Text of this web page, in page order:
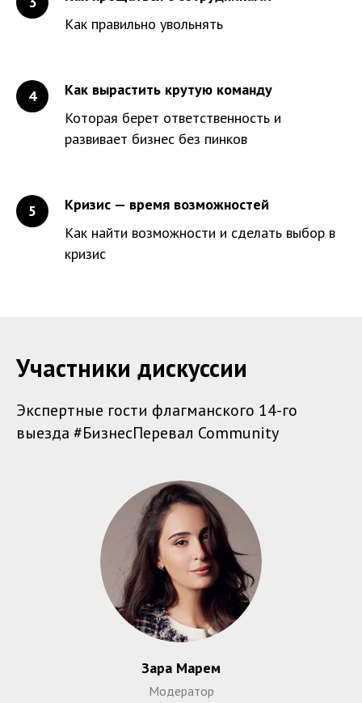
Как правильно увольнять
Как вырастить крутую команду
Которая берет ответственность и
развивает бизнес без пинков
Кризис — время возможностей
Как найти возможности и сделать выбор в
кризис
Участники дискуссии
Экспертные гости флагманского 14-го
выезда #БизнесПеревал Community
Зара Марем
Модератор